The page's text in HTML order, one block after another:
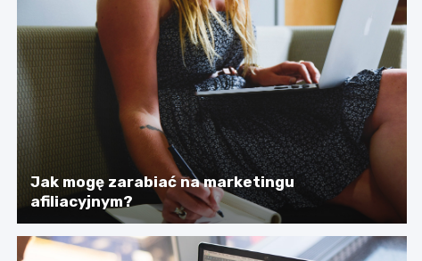
Jak mogę zarabiać na marketingu
afiliacyjnym?